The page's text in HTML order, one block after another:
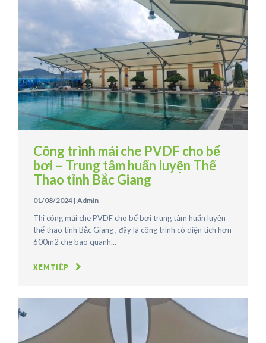
Công trình mái che PVDF cho bể
bơi – Trung tâm huấn luyện Thể
Thao tỉnh Bắc Giang
01/08/2024 | Admin
Thi công mái che PVDF cho bể bơi trung tâm huấn luyện
thể thao tỉnh Bắc Giang , đây là công trình có diện tích hơn
600m2 che bao quanh...
XEM TIẾP